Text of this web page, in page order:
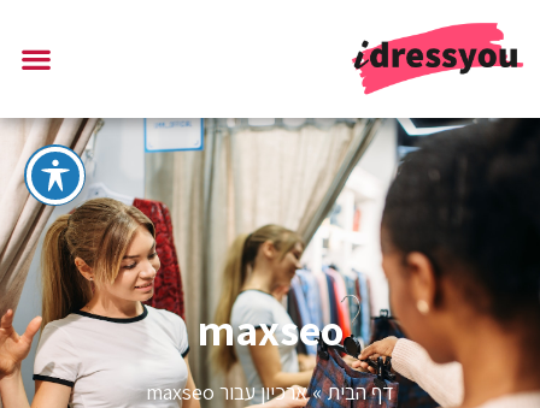
maxseo
דף הבית»ארכיון עבור maxseo